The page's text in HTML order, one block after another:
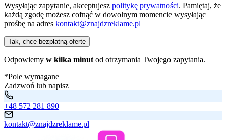
Wysyłając zapytanie, akceptujesz politykę prywatności. Pamiętaj, że
każdą zgodę możesz cofnąć w dowolnym momencie wysyłając
prośbę na adres kontakt@znajdzreklame.pl
Tak, chcę bezpłatną ofertę
Odpowiemy w kilka minut od otrzymania Twojego zapytania.
*Pole wymagane
Zadzwoń lub napisz
+48 572 281 890
kontakt@znajdzreklame.pl